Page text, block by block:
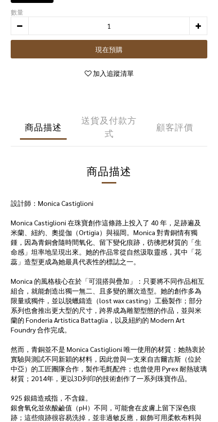
數量
現在預購
加入追蹤清單
商品描述
送貨及付款方
式
顧客評價
商品描述
設計師：Monica Castiglioni
Monica Castiglioni 在珠寶創作這條路上投入了 40 年，足跡遍及
米蘭、紐約、奧提伽（Ortigia）與福岡。Monica 對青銅情有獨
鍾，因為青銅會隨時間氧化、留下變化痕跡，彷彿把材質的「生
命感」坦率地呈現出來。她的作品常從自然汲取靈感，其中「花
蕊」造型更成為她最具代表性的標誌之一。
Monica 的風格核心在於「可混搭與疊加」：只要將不同作品相互
組合，就能創造出獨一無二、且多變的層次造型。她的創作多為
限量或獨件，並以脱蠟鑄造（lost wax casting）工藝製作；部分
系列也會推出更大型的尺寸，跨界成為雕塑型態的作品，並與米
蘭的 Fonderia Artistica Battaglia，以及紐約的 Modern Art
Foundry 合作完成。
然而，青銅並不是 Monica Castiglioni 唯一使用的材質：她熱衷於
實驗與測試不同新穎的材料，因此曾與一支來自吉爾吉斯（位於
中亞）的工匠團隊合作，製作毛氈配件；也曾使用 Pyrex 耐熱玻璃
材質；2014年，更以3D列印的技術創作了一系列珠寶作品。
925 銀鑄造戒指，不含鎳。
銀會氧化並依酸鹼值（pH）不同，可能會在皮膚上留下深色痕
跡；這些痕跡很容易洗掉，並非過敏反應，銀飾可用柔軟布料與